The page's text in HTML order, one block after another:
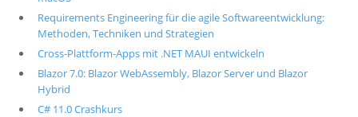
Requirements Engineering für die agile Softwareentwicklung:
Methoden, Techniken und Strategien
Cross-Plattform-Apps mit .NET MAUI entwickeln
Blazor 7.0: Blazor WebAssembly, Blazor Server und Blazor
Hybrid
C# 11.0 Crashkurs